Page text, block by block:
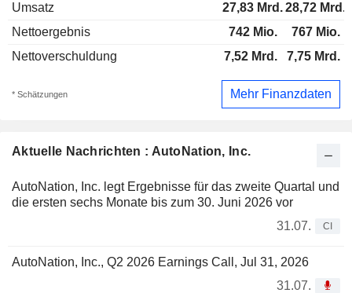
Aktuelle Nachrichten : AutoNation, Inc.
AutoNation, Inc. legt Ergebnisse für das zweite Quartal und
die ersten sechs Monate bis zum 30. Juni 2026 vor
31.07.
CI
AutoNation, Inc., Q2 2026 Earnings Call, Jul 31, 2026
31.07.
Umsatz
27,83 Mrd.28,72 Mrd.
Nettoergebnis
742 Mio.
767 Mio.
Nettoverschuldung
7,52 Mrd. 7,75 Mrd.
* Schätzungen Mehr Finanzdaten